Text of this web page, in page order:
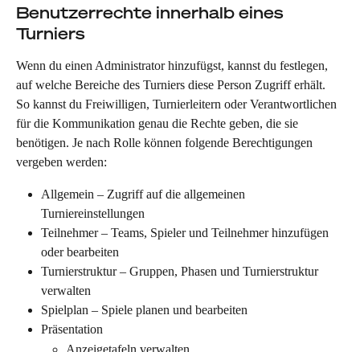
Benutzerrechte innerhalb eines
Turniers
Wenn du einen Administrator hinzufügst, kannst du festlegen,
auf welche Bereiche des Turniers diese Person Zugriff erhält.
So kannst du Freiwilligen, Turnierleitern oder Verantwortlichen
für die Kommunikation genau die Rechte geben, die sie
benötigen. Je nach Rolle können folgende Berechtigungen
vergeben werden:
Allgemein – Zugriff auf die allgemeinen
Turniereinstellungen
Teilnehmer – Teams, Spieler und Teilnehmer hinzufügen
oder bearbeiten
Turnierstruktur – Gruppen, Phasen und Turnierstruktur
verwalten
Spielplan – Spiele planen und bearbeiten
Präsentation
Anzeigetafeln verwalten